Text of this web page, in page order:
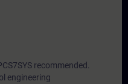
recommended.
engineering